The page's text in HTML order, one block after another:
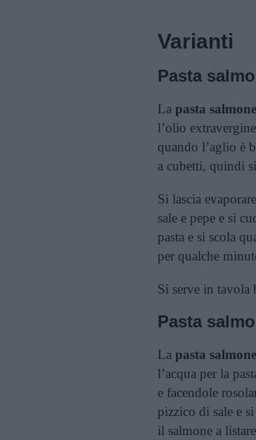
Varianti
Pasta
La pasta
l’olio
quando l’aglio è
a cubetti, quindi
Si lascia
sale e pepe e si
pasta e si scola
per qualche
Si serve in tavola
Pasta
La pasta
l’acqua per la
e facendole
pizzico di sale e
il salmone a